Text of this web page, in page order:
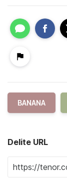
BANANA
Delite URL